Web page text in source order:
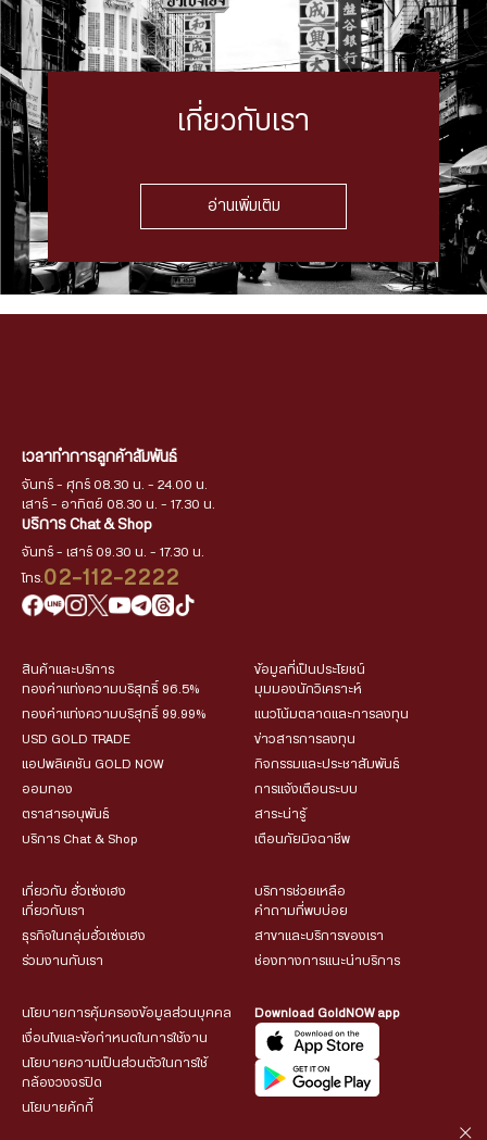
เกี่ยวกับเรา
อ่านเพิ่มเติม
เวลาทำการลูกค้าสัมพันธ์
จันทร์ - ศุกร์ 08.30 น. - 24.00 น.
เสาร์ - อาทิตย์ 08.30 น. - 17.30 น.
บริการ Chat & Shop
จันทร์ - เสาร์ 09.30 น. - 17.30 น.
โทร. 02-112-2222
สินค้าและบริการ
ทองคำแท่งความบริสุทธิ์ 96.5%
ทองคำแท่งความบริสุทธิ์ 99.99%
USD GOLD TRADE
แอปพลิเคชัน GOLD NOW
ออมทอง
ตราสารอนุพันธ์
บริการ Chat & Shop
ข้อมูลที่เป็นประโยชน์
มุมมองนักวิเคราะห์
แนวโน้มตลาดและการลงทุน
ข่าวสารการลงทุน
กิจกรรมและประชาสัมพันธ์
การแจ้งเตือนระบบ
สาระน่ารู้
เตือนภัยมิจฉาชีพ
เกี่ยวกับ ฮั่วเซ่งเฮง
เกี่ยวกับเรา
ธุรกิจในกลุ่มฮั่วเซ่งเฮง
ร่วมงานกับเรา
บริการช่วยเหลือ
คำถามที่พบบ่อย
สาขาและบริการของเรา
ช่องทางการแนะนำบริการ
นโยบายการคุ้มครองข้อมูลส่วนบุคคล
เงื่อนไขและข้อกำหนดในการใช้งาน
นโยบายความเป็นส่วนตัวในการใช้
กล้องวงจรปิด
นโยบายคุ้กกี้
Download GoldNOW app